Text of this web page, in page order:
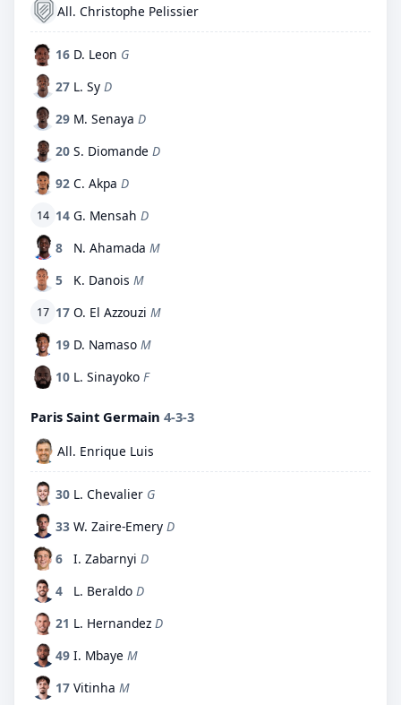
All. Christophe Pelissier
16 D. Leon G
27 L. Sy D
29 M. Senaya D
20 S. Diomande D
92 C. Akpa D
14 14 G. Mensah D
8
N. Ahamada M
5
K. Danois M
17 17 O. El Azzouzi M
19 D. Namaso M
10 L. Sinayoko F
Paris Saint Germain 4-3-3
All. Enrique Luis
30 L. Chevalier G
33 W. Zaire-Emery D
6
I. Zabarnyi D
4
L. Beraldo D
21 L. Hernandez D
49 I. Mbaye M
17 Vitinha M